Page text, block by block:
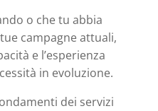
o che tu abbia
campagne attuali,
e l’esperienza
in evoluzione.
dei servizi